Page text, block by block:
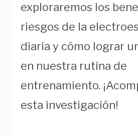
exploraremos los
riesgos de la
diaria y cómo lograr
en nuestra rutina de
entrenamiento.
esta investigación!